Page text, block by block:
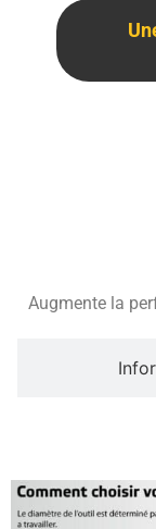
Augmente la